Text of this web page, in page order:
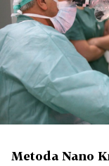
Metoda Nano